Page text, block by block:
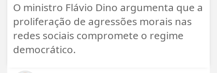
O ministro Flávio Dino argumenta que a
proliferação de agressões morais nas
redes sociais compromete o regime
democrático.